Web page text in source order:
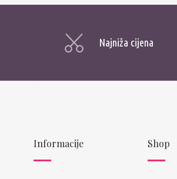
Najniža cijena
Informacije Shop